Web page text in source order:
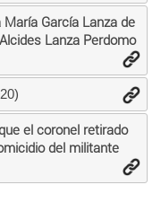
García Lanza de
Lanza Perdomo
el coronel retirado
del militante